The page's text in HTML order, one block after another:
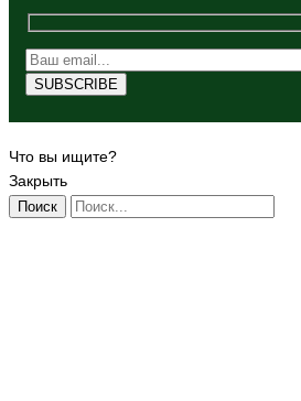
Что вы ищите?
Закрыть
Поиск